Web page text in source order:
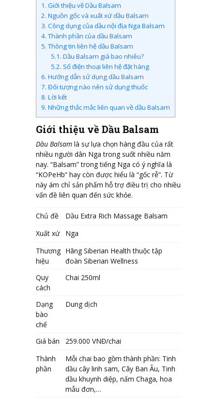
1. Giới thiệu về Dầu Balsam
2. Nguồn gốc và xuất xứ dầu Balsam
3. Công dụng của dầu nội địa Nga Balsam
4.Thành phần của dầu Balsam
5.Thông tin liên hệ dầu Balsam
5.1. Dầu Balsam giá bao nhiêu?
5.2. Số điện thoại liên hệ đặt hàng
6. Hướng dẫn sử dụng dầu Balsam
7. Đối tượng nào nên sử dụng thuốc
8. Lời kết
9. Những thắc mắc liên quan về dầu Balsam
Giới thiệu về Dầu Balsam
Dầu Balsam là sự lựa chọn hàng đầu của rất
nhiều người dân Nga trong suốt nhiều năm
nay. “Balsam” trong tiếng Nga có ý nghĩa là
“KOPeHb” hay còn được hiểu là “gốc rễ”. Từ
này ám chỉ sản phẩm hỗ trợ điều trị cho nhiều
vấn đề liên quan đến sức khỏe.
Chủ đề
Dầu Extra Rich Massage Balsam
Xuất xứ
Nga
Thương
hiệu
Hãng Siberian Health thuộc tập
đoàn Siberian Wellness
Quy
cách
Chai 250ml
Dạng
bào
chế
Dung dịch
Giá bán
259.000 VNĐ/chai
Thành
phần
Mỗi chai bao gồm thành phần: Tinh
dầu cây linh sam, Cây Ban Âu, Tinh
dầu khuynh diệp, nấm Chaga, hoa
mẫu đơn,…